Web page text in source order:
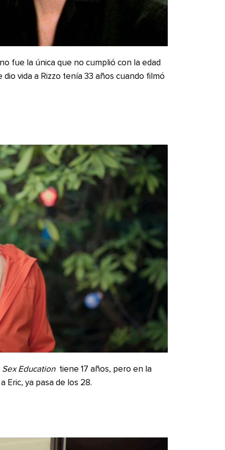
fue la única que no cumplió con la edad
vida a Rizzo tenía 33 años cuando filmó
Sex Education tiene 17 años, pero en la
Eric, ya pasa de los 28.